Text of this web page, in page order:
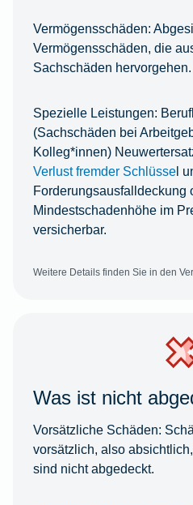
Vermögensschäden:
Vermögensschäden, die
Sachschäden hervorgehen.
Spezielle Leistungen:
(Sachschäden bei
Kolleg*innen)
Verlust fremder Schlüssel
Forderungsausfalldeckung
Mindestschadenhöhe im
versicherbar.
Weitere Details finden Sie in den
Was ist nicht
Vorsätzliche Schäden:
vorsätzlich, also
sind nicht abgedeckt.